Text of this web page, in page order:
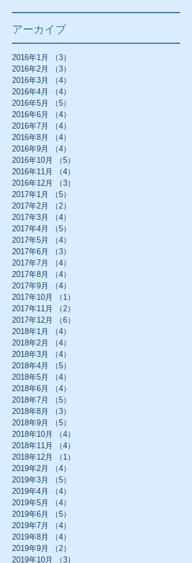
アーカイブ
2016年1月 （3）
2016年2月
（3）
2016年3月
（4）
2016年4月
（4）
2016年5月
（5）
2016年6月
（4）
2016年7月
（4）
2016年8月
（4）
2016年9月
（4）
2016年10月
（5）
2016年11月
（4）
2016年12月
（3）
2017年1月
（5）
2017年2月
（2）
2017年3月
（4）
2017年4月
（5）
2017年5月
（4）
2017年6月
（3）
2017年7月
（4）
2017年8月
（4）
2017年9月
（4）
2017年10月
（1）
2017年11月
（2）
2017年12月
（6）
2018年1月
（4）
2018年2月
（4）
2018年3月
（4）
2018年4月
（5）
2018年5月
（4）
2018年6月
（4）
2018年7月
（5）
2018年8月
（3）
2018年9月
（5）
2018年10月
（4）
2018年11月
（4）
2018年12月
（1）
2019年2月
（4）
2019年3月
（5）
2019年4月
（4）
2019年5月
（4）
2019年6月
（5）
2019年7月
（4）
2019年8月
（4）
2019年9月
（2）
2019年10月
（3）